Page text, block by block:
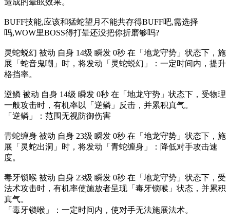
BUFF技能,应该和猛蛇望月不能共存得BUFF吧,需选择
吗,WOW里BOSS得打晕还没把你折磨够吗?
灵蛇蜕幻 被动 自身 14级 瞬发 0秒 在「地龙守势」状态下，施
展「蛇音鬼嘲」时，将发动「灵蛇蜕幻」：一定时间内，提升
格挡率。
逆鳞 被动 自身 14级 瞬发 0秒 在「地龙守势」状态下，受物理
一般攻击时，有机率以「逆鳞」反击，并累积真气。
「逆鳞」：范围无视防御伤害
青蛇缠身 被动 自身 23级 瞬发 0秒 在「地龙守势」状态下，施
展「灵蛇出洞」时，将发动「青蛇缠身」：降低对手攻击速
度。
毒牙锁喉 被动 自身 23级 瞬发 0秒 在「地龙守势」状态下，受
法术攻击时，有机率使施放者呈现「毒牙锁喉」状态，并累积
真气。
「毒牙锁喉」：一定时间内，使对手无法施展法术。